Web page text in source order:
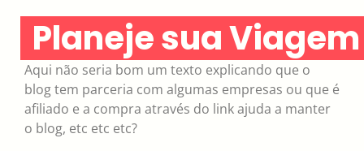
Planeje sua Viagem
Aqui não seria bom um texto explicando que o
blog tem parceria com algumas empresas ou que é
afiliado e a compra através do link ajuda a manter
o blog, etc etc etc?